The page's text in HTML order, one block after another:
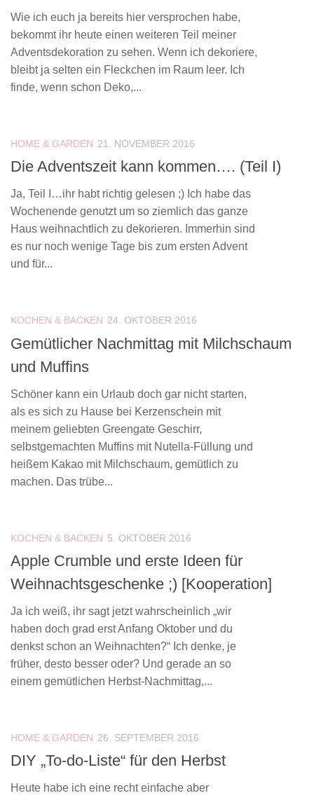
Wie ich euch ja bereits hier versprochen habe,
bekommt ihr heute einen weiteren Teil meiner
Adventsdekoration zu sehen. Wenn ich dekoriere,
bleibt ja selten ein Fleckchen im Raum leer. Ich
finde, wenn schon Deko,...
HOME & GARDEN 21. NOVEMBER 2016
Die Adventszeit kann kommen…. (Teil I)
Ja, Teil I…ihr habt richtig gelesen ;) Ich habe das
Wochenende genutzt um so ziemlich das ganze
Haus weihnachtlich zu dekorieren. Immerhin sind
es nur noch wenige Tage bis zum ersten Advent
und für...
KOCHEN & BACKEN 24. OKTOBER 2016
Gemütlicher Nachmittag mit Milchschaum
und Muffins
Schöner kann ein Urlaub doch gar nicht starten,
als es sich zu Hause bei Kerzenschein mit
meinem geliebten Greengate Geschirr,
selbstgemachten Muffins mit Nutella-Füllung und
heißem Kakao mit Milchschaum, gemütlich zu
machen. Das trübe...
KOCHEN & BACKEN 5. OKTOBER 2016
Apple Crumble und erste Ideen für
Weihnachtsgeschenke ;) [Kooperation]
Ja ich weiß, ihr sagt jetzt wahrscheinlich „wir
haben doch grad erst Anfang Oktober und du
denkst schon an Weihnachten?“ Ich denke, je
früher, desto besser oder? Und gerade an so
einem gemütlichen Herbst-Nachmittag,...
HOME & GARDEN 26. SEPTEMBER 2016
DIY „To-do-Liste“ für den Herbst
Heute habe ich eine recht einfache aber